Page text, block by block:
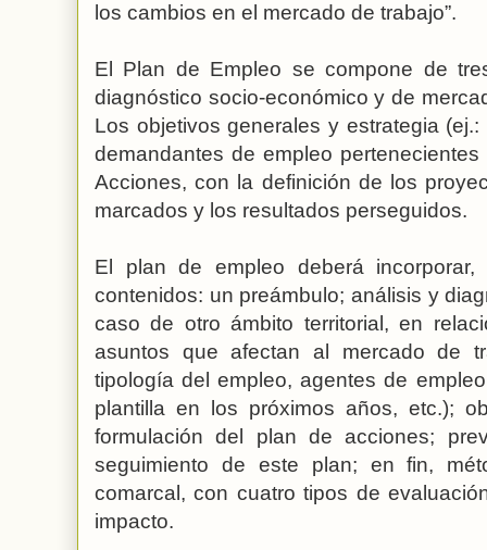
los cambios en el mercado de trabajo”.
El Plan de Empleo se compone de
diagnóstico socio-económico y de
Los objetivos generales y estrategia
demandantes de empleo
Acciones, con la definición de los
marcados y los resultados perseguidos.
El plan de empleo deberá
contenidos: un preámbulo; análisis y
caso de otro ámbito territorial, en
asuntos que afectan al mercado de
tipología del empleo, agentes de
plantilla en los próximos años, etc.);
formulación del plan de acciones;
seguimiento de este plan; en fin,
comarcal, con cuatro tipos de
impacto.